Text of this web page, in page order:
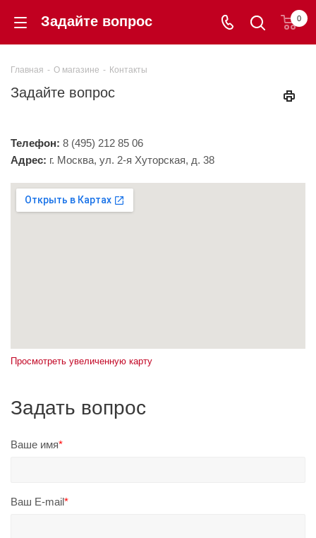
Задайте вопрос 0
Главная - О магазине - Контакты
Задайте вопрос
Телефон: 8 (495) 212 85 06
Адрес: г. Москва, ул. 2-я Хуторская, д. 38
Просмотреть увеличенную карту
Задать вопрос
Ваше имя*
Ваш E-mail*